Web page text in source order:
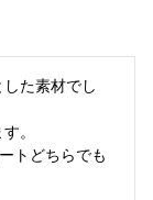
た素材でし
。
トどちらでも